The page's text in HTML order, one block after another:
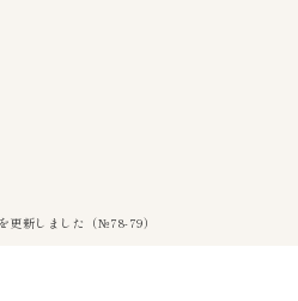
更新しました（№78-79）